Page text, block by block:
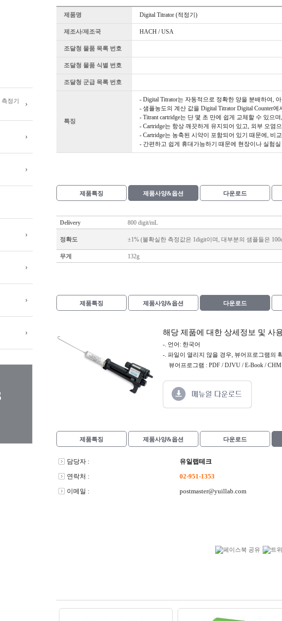
정기
제품명 Digital Titrator (적정기)
제조사/제조국 HACH / USA
조달청 물품 목록 번호
조달청 물품 식별 번호
조달청 군급 목록 번호
특징
- Digital Titrator는 자동적으로 정확한 양을 분배하여,
- 샘플농도의 계산 값을 Digital Titrator Digital Counter
- Titrant cartridge는 단 몇 초 만에 쉽게 교체할 수 있으
- Cartridge는 항상 깨끗하게 유지되어 있고, 외부 오염
- Cartridge는 농축된 시약이 포함되어 있기 때문에, 비
- 간편하고 쉽게 휴대가능하기 때문에 현장이나 실험
제품특징 제품사양&옵션 다운로드
Delivery 800 digit/mL
정확도 ±1% (불확실한 측정값은 1digit이며, 대부분의 샘플들은
무게 132g
제품특징 제품사양&옵션 다운로드
해당 제품에 대한 상세정보 및 사
-. 언어: 한국어
-. 파일이 열리지 않을 경우, 뷰어프로그램의
뷰어프로그램 : PDF / DJVU / E-Book /
제품특징 제품사양&옵션 다운로드
담당자 :
유일랩테크
연락처 :
02-951-1353
이메일 :
postmaster@yuillab.com